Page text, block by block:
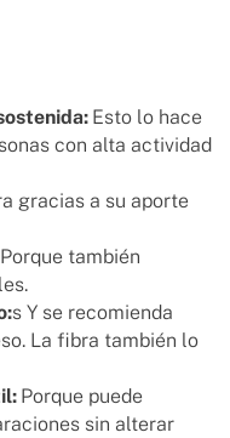
Esto lo hace
con alta actividad
gracias a su aporte
Porque también
s Y se recomienda
La fibra también lo
Porque puede
sin alterar